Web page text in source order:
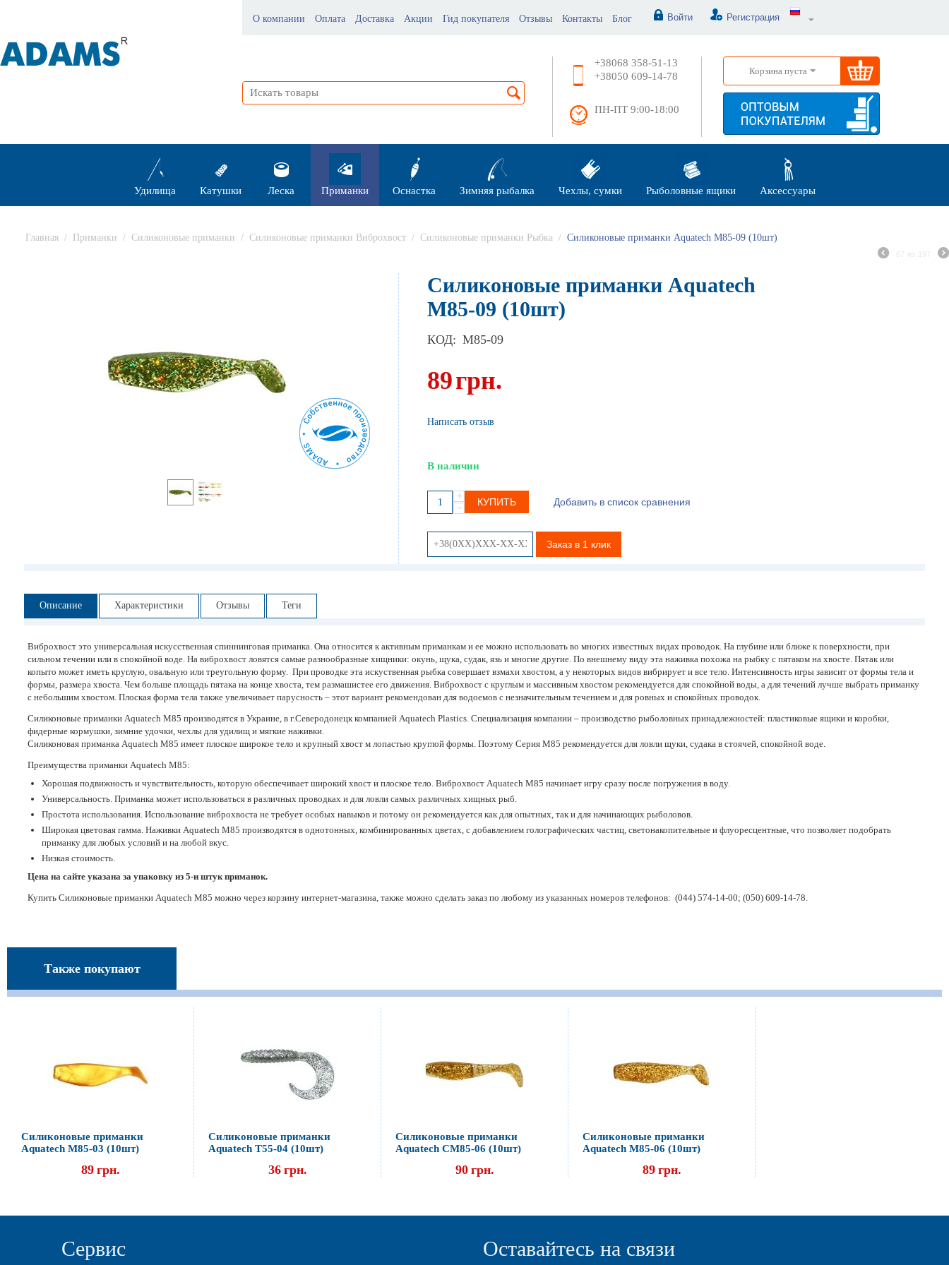
О компании Оплата Доставка Акции Гид покупателя Отзывы Контакты Блог Войти Регистрация
+38068 358-51-13
+38050 609-14-78
ПН-ПТ 9:00-18:00
Корзина пуста
Удилища Катушки Леска Приманки Оснастка Зимняя рыбалка Чехлы, сумки Рыболовные ящики Аксессуары
Главная / Приманки / Силиконовые приманки / Силиконовые приманки Виброхвост / Силиконовые приманки Рыбка / Силиконовые приманки Aquatech М85-09 (10шт)
Силиконовые приманки Aquatech
М85-09 (10шт)
КОД: M85-09
89грн.
Написать отзыв
В наличии
+
−
КУПИТЬ Добавить в список сравнения
Заказ в 1 клик
Описание Характеристики Отзывы Теги
Виброхвост это универсальная искусственная спиннинговая приманка. Она относится к активным приманкам и ее можно использовать во многих известных видах проводок. На глубине или ближе к поверхности, при
сильном течении или в спокойной воде. На виброхвост ловятся самые разнообразные хищники: окунь, щука, судак, язь и многие другие. По внешнему виду эта наживка похожа на рыбку с пятаком на хвосте. Пятак или
копыто может иметь круглую, овальную или треугольную форму. При проводке эта искуственная рыбка совершает взмахи хвостом, а у некоторых видов вибрирует и все тело. Интенсивность игры зависит от формы тела и
формы, размера хвоста. Чем больше площадь пятака на конце хвоста, тем размашистее его движения. Виброхвост с круглым и массивным хвостом рекомендуется для спокойной воды, а для течений лучше выбрать приманку
с небольшим хвостом. Плоская форма тела также увеличивает парусность – этот вариант рекомендован для водоемов с незначительным течением и для ровных и спокойных проводок.
Силиконовые приманки Aquatech М85 производятся в Украине, в г.Северодонецк компанией Aquatech Plastics. Специализация компании – производство рыболовных принадлежностей: пластиковые ящики и коробки,
фидерные кормушки, зимние удочки, чехлы для удилищ и мягкие наживки.
Силиконовая приманка Aquatech М85 имеет плоское широкое тело и крупный хвост м лопастью круглой формы. Поэтому Серия М85 рекомендуется для ловли щуки, судака в стоячей, спокойной воде.
Преимущества приманки Aquatech М85:
Хорошая подвижность и чувствительность, которую обеспечивает широкий хвост и плоское тело. Виброхвост Aquatech М85 начинает игру сразу после погружения в воду.
Универсальность. Приманка может использоваться в различных проводках и для ловли самых различных хищных рыб.
Простота использования. Использование виброхвоста не требует особых навыков и потому он рекомендуется как для опытных, так и для начинающих рыболовов.
Широкая цветовая гамма. Наживки Aquatech М85 производятся в однотонных, комбинированных цветах, с добавлением голографических частиц, светонакопительные и флуоресцентные, что позволяет подобрать
приманку для любых условий и на любой вкус.
Низкая стоимость.
Цена на сайте указана за упаковку из 5-и штук приманок.
Купить Силиконовые приманки Aquatech М85 можно через корзину интернет-магазина, также можно сделать заказ по любому из указанных номеров телефонов: (044) 574-14-00; (050) 609-14-78.
Также покупают
Силиконовые приманки
Aquatech М85-03 (10шт)
89 грн.
Силиконовые приманки
Aquatech Т55-04 (10шт)
36 грн.
Силиконовые приманки
Aquatech СМ85-06 (10шт)
90 грн.
Силиконовые приманки
Aquatech М85-06 (10шт)
89 грн.
Сервис Оставайтесь на связи